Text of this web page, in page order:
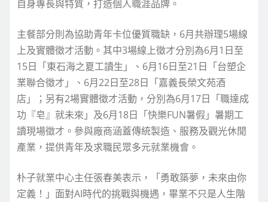
自身專長與特質，打造個人職涯品牌。
主餐部分則為協助青年卡位優質職缺，6月共辦理5場線
上及實體徵才活動。其中3場線上徵才分別為6月1日至
15日「東石海之夏工讀生」、6月16日至21日「台塑企
業聯合徵才」、6月22日至28日「嘉義長榮文苑酒
店」；另有2場實體徵才活動，分別為6月17日「職達成
功『皂』就未來」及6月18日「快樂FUN暑假」暑期工
讀現場徵才。參與廠商涵蓋傳統製造、服務及觀光休閒
產業，提供青年及求職民眾多元就業機會。
朴子就業中心主任張春美表示，「勇敢築夢，未來由你
定義！」面對AI時代的挑戰與機遇，畢業不只是人生階